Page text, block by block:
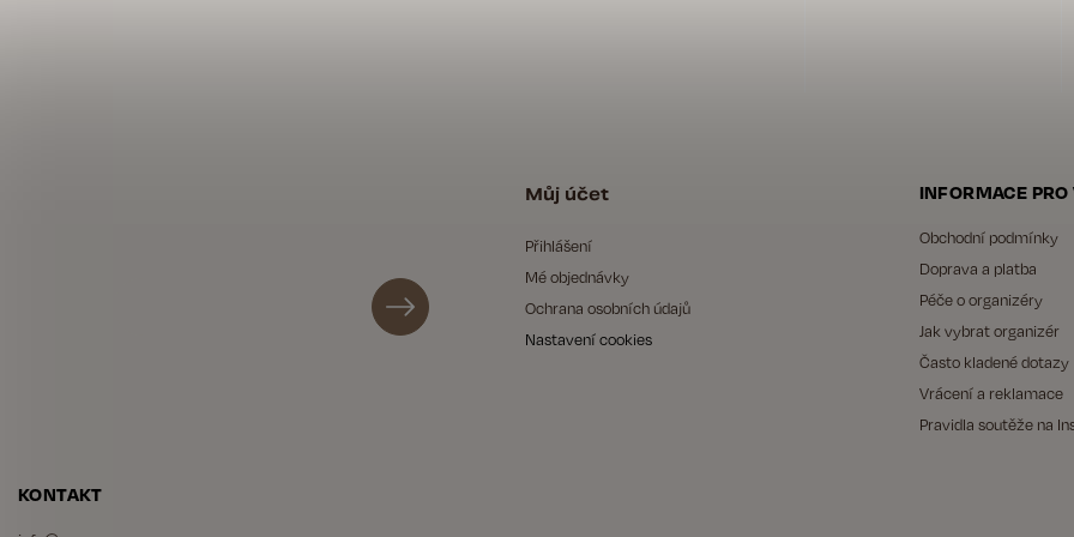
Můj účet
Přihlášení
Mé objednávky
Ochrana osobních údajů
Nastavení cookies
INFORMACE PRO
Obchodní podmínky
Doprava a platba
Péče o organizéry
Jak vybrat organizér
Často kladené dotazy
Vrácení a reklamace
Pravidla soutěže na
KONTAKT